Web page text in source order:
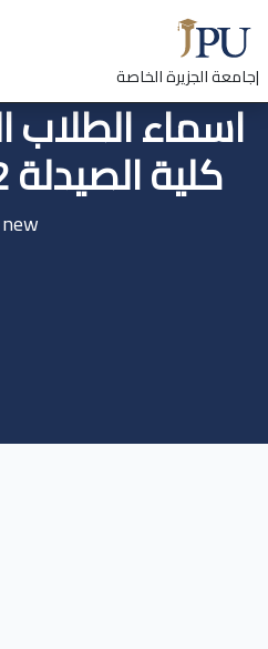
|جامعة الجزيرة الخاصة
اسماء الطلاب
كلية الصيدلة 2021/2022
new